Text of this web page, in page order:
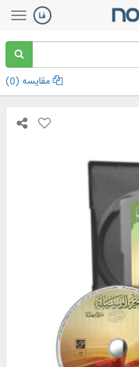
مقایسه (0
)